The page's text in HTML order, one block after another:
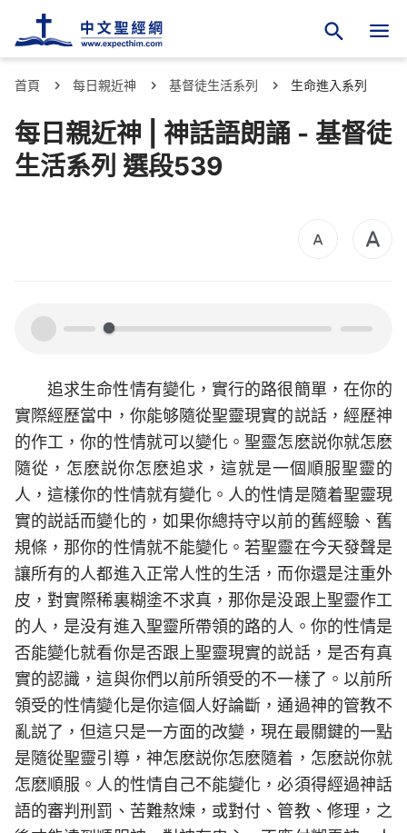
首頁 每日親近神 基督徒生活系列 生命進入系列
每日親近神 | 神話語朗誦 - 基督徒
生活系列 選段539
00:00 00:00
追求生命性情有變化，實行的路很簡單，在你的
實際經歷當中，你能够隨從聖靈現實的説話，經歷神
的作工，你的性情就可以變化。聖靈怎麽説你就怎麽
隨從，怎麽説你怎麽追求，這就是一個順服聖靈的
人，這樣你的性情就有變化。人的性情是隨着聖靈現
實的説話而變化的，如果你總持守以前的舊經驗、舊
規條，那你的性情就不能變化。若聖靈在今天發聲是
讓所有的人都進入正常人性的生活，而你還是注重外
皮，對實際稀裏糊塗不求真，那你是没跟上聖靈作工
的人，是没有進入聖靈所帶領的路的人。你的性情是
否能變化就看你是否跟上聖靈現實的説話，是否有真
實的認識，這與你們以前所領受的不一樣了。以前所
領受的性情變化是你這個人好論斷，通過神的管教不
亂説了，但這只是一方面的改變，現在最關鍵的一點
是隨從聖靈引導，神怎麽説你怎麽隨着，怎麽説你就
怎麽順服。人的性情自己不能變化，必須得經過神話
語的審判刑罰、苦難熬煉，或對付、管教、修理，之